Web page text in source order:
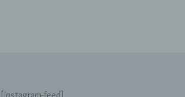
Mitgliedstaaten vorgesehen werden.